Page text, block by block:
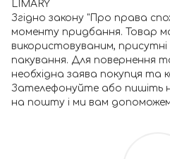
LIMARY
Згідно закону "Про права
моменту придбання. Товар
використовуваним, присутні
пакування. Для повернення
необхідна заява покупця та
Зателефонуйте або пишіть
на пошту і ми вам